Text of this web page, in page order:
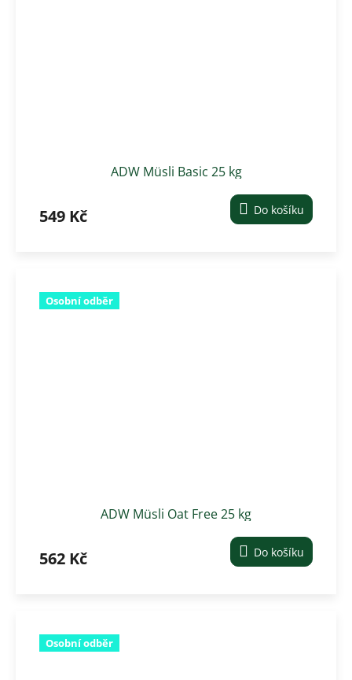
ADW Müsli Basic 25 kg
549 Kč Do košíku
Osobní odběr
ADW Müsli Oat Free 25 kg
562 Kč Do košíku
Osobní odběr